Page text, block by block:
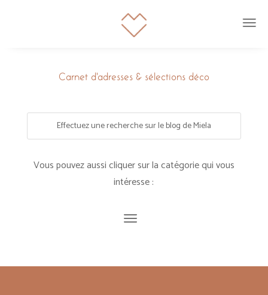
Carnet d’adresses & sélections déco
Vous pouvez aussi cliquer sur la catégorie qui vous
intéresse :